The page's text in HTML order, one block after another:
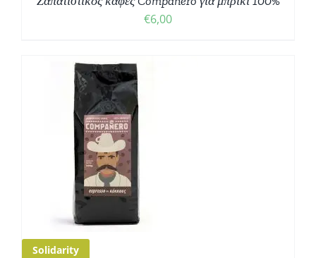
€6,00
Solidarity